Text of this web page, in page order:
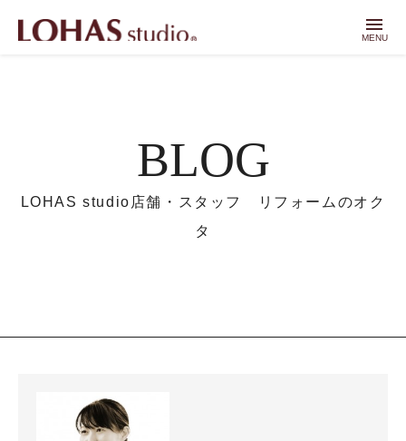
menu
MENU
BLOG
LOHAS studio店舗・スタッフ リフォームのオク
タ